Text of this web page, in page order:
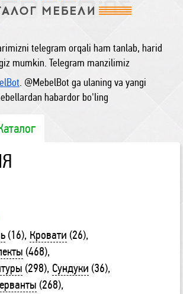
telegram orqali ham tanlab, harid
mumkin. Telegram manzilimiz
. @MebelBot ga ulaning va yangi
habardor bo'ling
(16) Кровати (26)
(468)
(298) Сундуки (36)
(268)